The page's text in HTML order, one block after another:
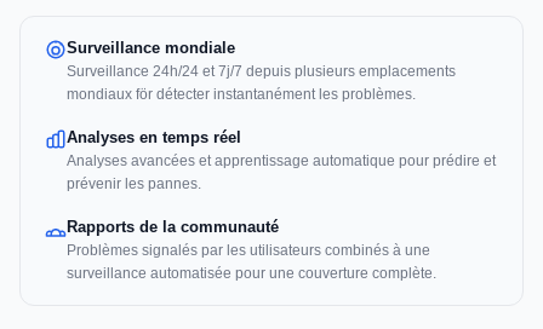
Surveillance mondiale
Surveillance 24h/24 et 7j/7 depuis plusieurs emplacements
mondiaux för détecter instantanément les problèmes.
Analyses en temps réel
Analyses avancées et apprentissage automatique pour prédire et
prévenir les pannes.
Rapports de la communauté
Problèmes signalés par les utilisateurs combinés à une
surveillance automatisée pour une couverture complète.